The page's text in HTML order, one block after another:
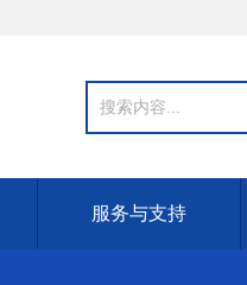
服务与支持